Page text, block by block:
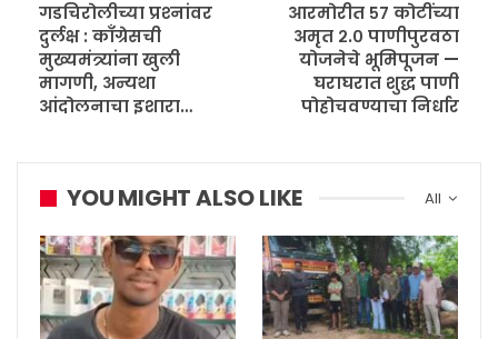
गडचिरोलीच्या प्रश्‍नांवर
दुर्लक्ष : काँग्रेसची
मुख्यमंत्र्यांना खुली
मागणी, अन्यथा
आंदोलनाचा इशारा…
आरमोरीत ५७ कोटींच्या
अमृत २.० पाणीपुरवठा
योजनेचे भूमिपूजन —
घराघरात शुद्ध पाणी
पोहोचवण्याचा निर्धार
All
YOU MIGHT ALSO LIKE